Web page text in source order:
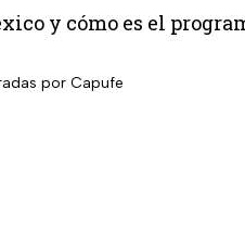
y cómo es el
por Capufe